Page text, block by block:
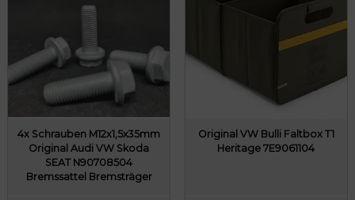
4x Schrauben M12x1,5x35mm
Original Audi VW Skoda
SEAT N90708504
Bremssattel Bremsträger
Original VW Bulli Faltbox T1
Heritage 7E9061104